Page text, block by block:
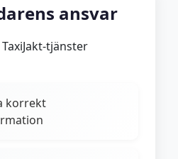
ansvar
tjänster
korrekt